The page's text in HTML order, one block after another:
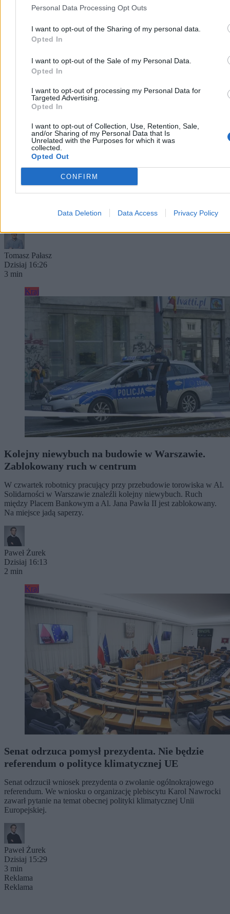
Personal Data Processing Opt Outs
I want to opt-out of the Sharing of my personal data.
Opted In
I want to opt-out of the Sale of my Personal Data.
Opted In
I want to opt-out of processing my Personal Data for
Targeted Advertising.
Opted In
I want to opt-out of Collection, Use, Retention, Sale,
and/or Sharing of my Personal Data that Is
Unrelated with the Purposes for which it was
collected.
Opted Out
CONFIRM
Data Deletion Data Access Privacy Policy
programowa w rocznicę prezydentury
Nawrockiego
Pod hasłem „Ku nowemu rządowi” Prawo i Sprawiedliwość
zorganizowało konferencję programową partii, która zbiegła się z
rocznicą zaprzysiężenia prezydenta Karola Nawrockiego. Podczas
wydarzenia głos zabrali m.in. Jarosław Kaczyński i Przemysław
Tomasz Pałasz
Dzisiaj 16:26
3 min
Kraj
Kolejny niewybuch na budowie w Warszawie.
Zablokowany ruch w centrum
W czwartek robotnicy pracujący przy przebudowie torowiska w Al.
Solidarności w Warszawie znaleźli kolejny niewybuch. Ruch
między Placem Bankowym a Al. Jana Pawła II jest zablokowany.
Na miejsce jadą saperzy.
Paweł Żurek
Dzisiaj 16:13
2 min
Kraj
Senat odrzuca pomysł prezydenta. Nie będzie
referendum o polityce klimatycznej UE
Senat odrzucił wniosek prezydenta o zwołanie ogólnokrajowego
referendum. We wniosku o organizację plebiscytu Karol Nawrocki
zawarł pytanie na temat obecnej polityki klimatycznej Unii
Europejskiej.
Paweł Żurek
Dzisiaj 15:29
3 min
Reklama
Reklama